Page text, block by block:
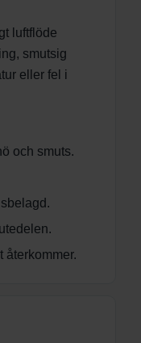
luftflöde
smutsig
eller fel i
och smuts.
återkommer.